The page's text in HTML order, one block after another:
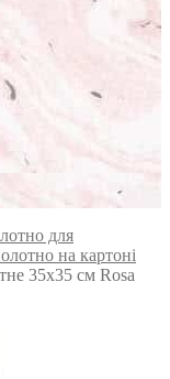
для
на картоні
35х35 см Rosa